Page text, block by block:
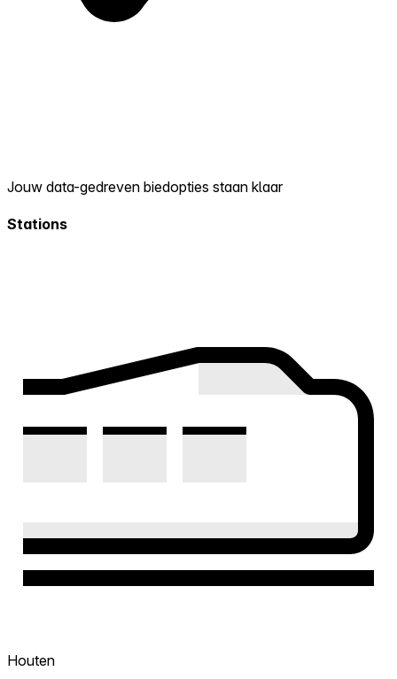
Jouw data-gedreven biedopties staan klaar
Stations
Houten